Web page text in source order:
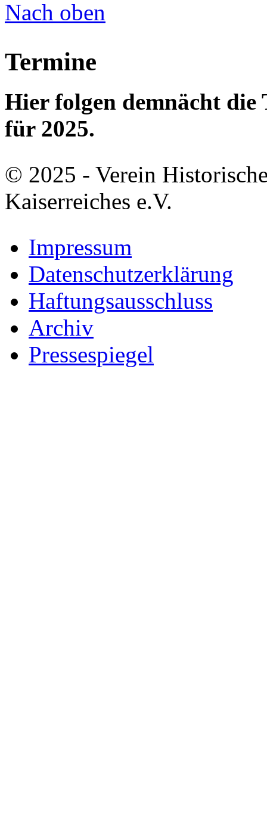
Nach oben
Termine
Hier folgen demnächt
für 2025.
© 2025 - Verein
Kaiserreiches e.V.
Impressum
Datenschutzerklärung
Haftungsausschluss
Archiv
Pressespiegel